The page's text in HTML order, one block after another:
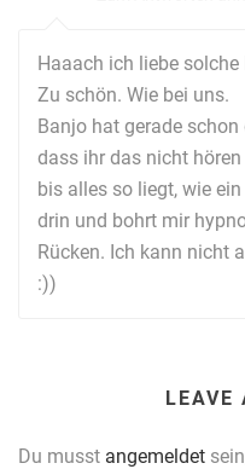
Haaach ich liebe
Zu schön. Wie bei uns.
Banjo hat gerade
dass ihr das nicht
bis alles so liegt, wie
drin und bohrt mir
Rücken. Ich kann nicht
:))
LEAVE
Du musst angemeldet